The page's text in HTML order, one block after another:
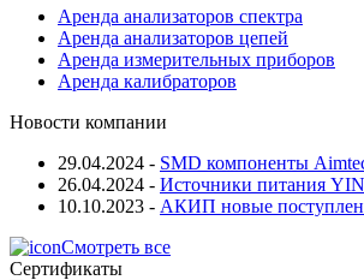
Аренда анализаторов спектра
Аренда анализаторов цепей
Аренда измерительных приборов
Аренда калибраторов
Новости компании
29.04.2024 - SMD компоненты
26.04.2024 - Источники питания
10.10.2023 - АКИП новые
Смотреть все
Сертификаты